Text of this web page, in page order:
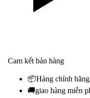
Cam kết bán hàng
📦Hàng chính
🚚giao hàng miễn